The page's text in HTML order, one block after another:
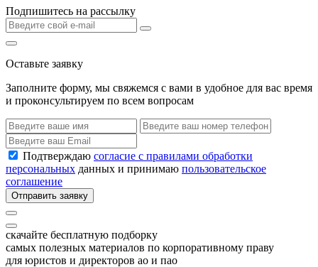
Подпишитесь на рассылку
Оставьте заявку
Заполните форму, мы свяжемся с вами в удобное для вас время
и проконсультируем по всем вопросам
Подтверждаю согласие с правилами обработки
персональных данных и принимаю пользовательское
соглашение
Отправить заявку
скачайте бесплатную подборку
самых полезных материалов по корпоративному праву
для юристов и директоров ао и пао